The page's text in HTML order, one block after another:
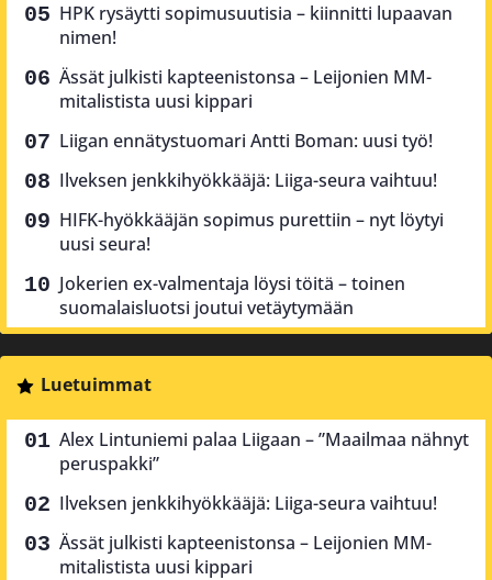
HPK rysäytti sopimusuutisia – kiinnitti lupaavan
nimen!
Ässät julkisti kapteenistonsa – Leijonien MM-
mitalistista uusi kippari
Liigan ennätystuomari Antti Boman: uusi työ!
Ilveksen jenkkihyökkääjä: Liiga-seura vaihtuu!
HIFK-hyökkääjän sopimus purettiin – nyt löytyi
uusi seura!
Jokerien ex-valmentaja löysi töitä – toinen
suomalaisluotsi joutui vetäytymään
Luetuimmat
Alex Lintuniemi palaa Liigaan – ”Maailmaa nähnyt
peruspakki”
Ilveksen jenkkihyökkääjä: Liiga-seura vaihtuu!
Ässät julkisti kapteenistonsa – Leijonien MM-
mitalistista uusi kippari